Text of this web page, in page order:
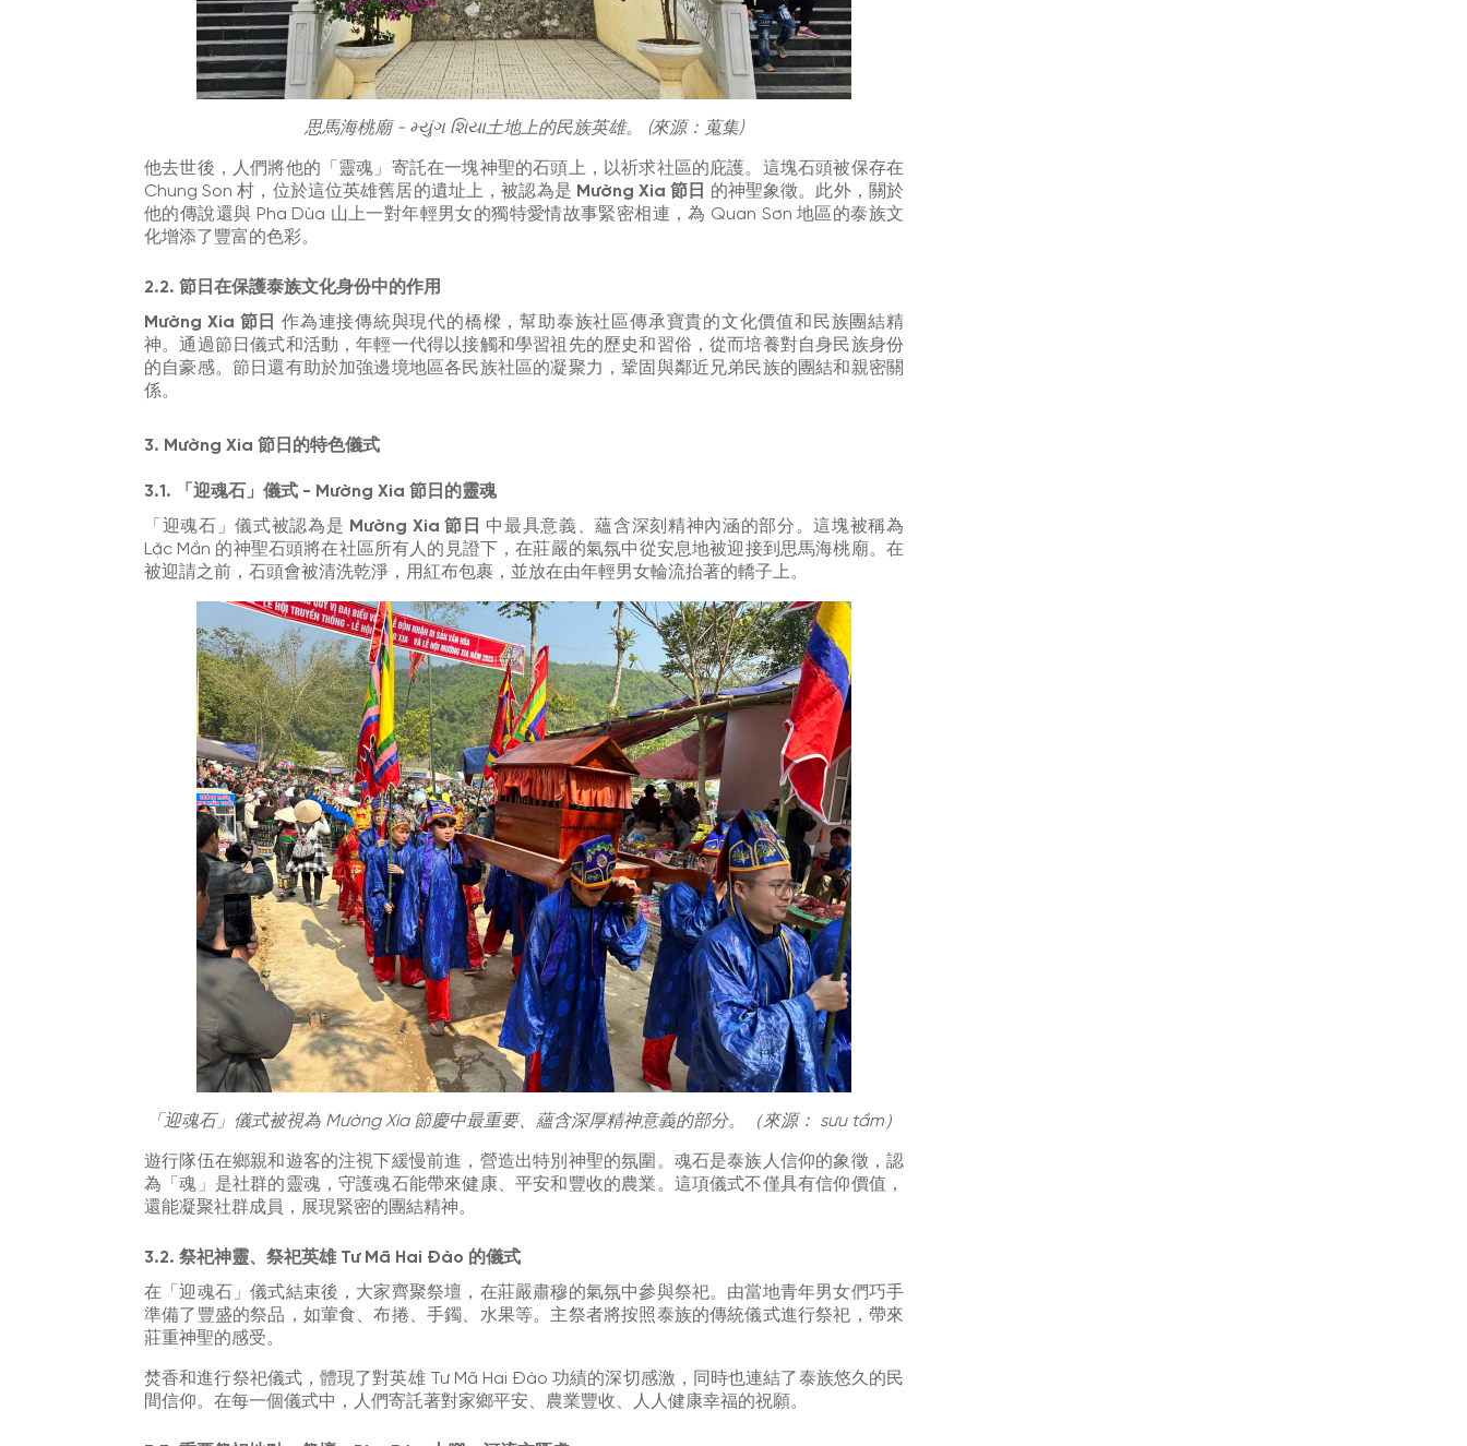
思馬海桃廟 - મ્યુંગ શિયા土地上的民族英雄。 (來源：蒐集)
他去世後，人們將他的「靈魂」寄託在一塊神聖的石頭上，以祈求社區的庇護。這塊石頭被保存在
Chung Son 村，位於這位英雄舊居的遺址上，被認為是 Mường Xia 節日 的神聖象徵。此外，關於
他的傳說還與 Pha Dùa 山上一對年輕男女的獨特愛情故事緊密相連，為 Quan Sơn 地區的泰族文
化增添了豐富的色彩。
2.2. 節日在保護泰族文化身份中的作用
Mường Xia 節日 作為連接傳統與現代的橋樑，幫助泰族社區傳承寶貴的文化價值和民族團結精
神。通過節日儀式和活動，年輕一代得以接觸和學習祖先的歷史和習俗，從而培養對自身民族身份
的自豪感。節日還有助於加強邊境地區各民族社區的凝聚力，鞏固與鄰近兄弟民族的團結和親密關
係。
3. Mường Xia 節日的特色儀式
3.1. 「迎魂石」儀式 - Mường Xia 節日的靈魂
「迎魂石」儀式被認為是 Mường Xia 節日 中最具意義、蘊含深刻精神內涵的部分。這塊被稱為
Lặc Mắn 的神聖石頭將在社區所有人的見證下，在莊嚴的氣氛中從安息地被迎接到思馬海桃廟。在
被迎請之前，石頭會被清洗乾淨，用紅布包裹，並放在由年輕男女輪流抬著的轎子上。
「迎魂石」儀式被視為 Mường Xia 節慶中最重要、蘊含深厚精神意義的部分。（來源： sưu tầm）
遊行隊伍在鄉親和遊客的注視下緩慢前進，營造出特別神聖的氛圍。魂石是泰族人信仰的象徵，認
為「魂」是社群的靈魂，守護魂石能帶來健康、平安和豐收的農業。這項儀式不僅具有信仰價值，
還能凝聚社群成員，展現緊密的團結精神。
3.2. 祭祀神靈、祭祀英雄 Tư Mã Hai Đào 的儀式
在「迎魂石」儀式結束後，大家齊聚祭壇，在莊嚴肅穆的氣氛中參與祭祀。由當地青年男女們巧手
準備了豐盛的祭品，如葷食、布捲、手鐲、水果等。主祭者將按照泰族的傳統儀式進行祭祀，帶來
莊重神聖的感受。
焚香和進行祭祀儀式，體現了對英雄 Tư Mã Hai Đào 功績的深切感激，同時也連結了泰族悠久的民
間信仰。在每一個儀式中，人們寄託著對家鄉平安、農業豐收、人人健康幸福的祝願。